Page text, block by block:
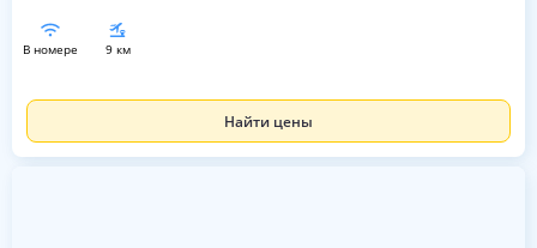
в номере 9 км
Найти цены